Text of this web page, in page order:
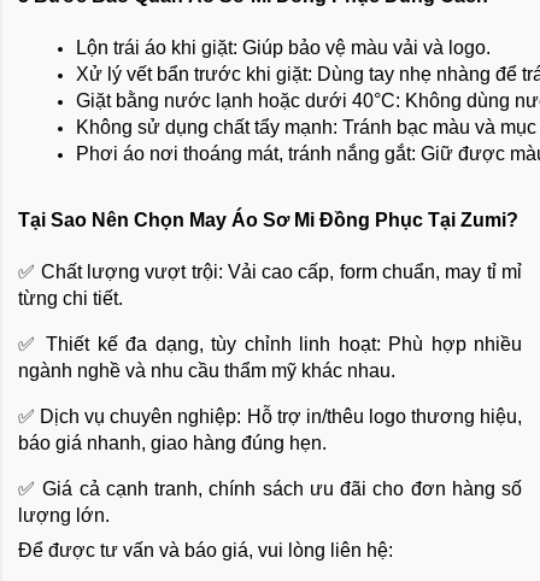
Lộn trái áo khi giặt: Giúp bảo vệ màu vải và logo.
Xử lý vết bẩn trước khi giặt: Dùng tay nhẹ nhàng để
Giặt bằng nước lạnh hoặc dưới 40°C: Không dùng
Không sử dụng chất tẩy mạnh: Tránh bạc màu và
Phơi áo nơi thoáng mát, tránh nắng gắt: Giữ được
Tại Sao Nên Chọn May Áo Sơ Mi Đồng Phục Tại Zumi?
✅ Chất lượng vượt trội: Vải cao cấp, form chuẩn, may tỉ mỉ
từng chi tiết.
✅ Thiết kế đa dạng, tùy chỉnh linh hoạt: Phù hợp nhiều
ngành nghề và nhu cầu thẩm mỹ khác nhau.
✅ Dịch vụ chuyên nghiệp: Hỗ trợ in/thêu logo thương hiệu,
báo giá nhanh, giao hàng đúng hẹn.
✅ Giá cả cạnh tranh, chính sách ưu đãi cho đơn hàng số
lượng lớn.
Để được tư vấn và báo giá, vui lòng liên hệ: